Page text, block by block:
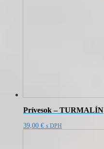
Prívesok – TURMALÍN
39,00 € s DPH